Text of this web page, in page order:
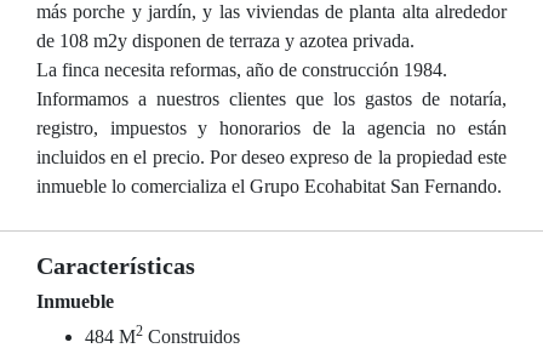
más porche y jardín, y las viviendas de planta alta alrededor
de 108 m2y disponen de terraza y azotea privada.
La finca necesita reformas, año de construcción 1984.
Informamos a nuestros clientes que los gastos de notaría,
registro, impuestos y honorarios de la agencia no están
incluidos en el precio. Por deseo expreso de la propiedad este
inmueble lo comercializa el Grupo Ecohabitat San Fernando.
Características
Inmueble
484 M2 Construidos